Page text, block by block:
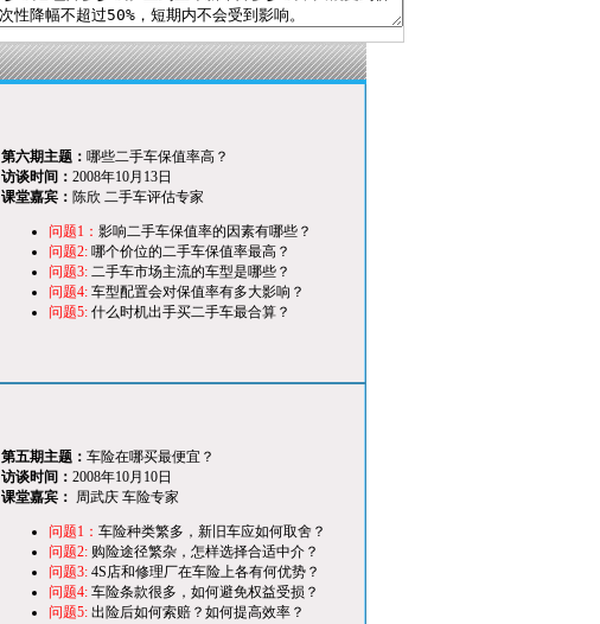
第六期主题： 哪些二手车保值率高？
访谈时间： 2008年10月13日
课堂嘉宾： 陈欣 二手车评估专家
问题1： 影响二手车保值率的因素有哪些？
问题2: 哪个价位的二手车保值率最高？
问题3: 二手车市场主流的车型是哪些？
问题4: 车型配置会对保值率有多大影响？
问题5: 什么时机出手买二手车最合算？
第五期主题： 车险在哪买最便宜？
访谈时间： 2008年10月10日
课堂嘉宾： 周武庆 车险专家
问题1： 车险种类繁多，新旧车应如何取舍？
问题2: 购险途径繁杂，怎样选择合适中介？
问题3: 4S店和修理厂在车险上各有何优势？
问题4: 车险条款很多，如何避免权益受损？
问题5: 出险后如何索赔？如何提高效率？